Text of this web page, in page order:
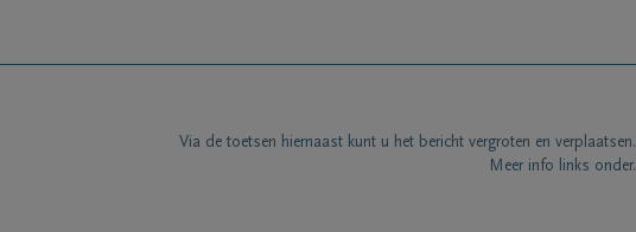
Via de toetsen hiernaast kunt u het bericht vergroten en verplaatsen.
Meer info links onder.